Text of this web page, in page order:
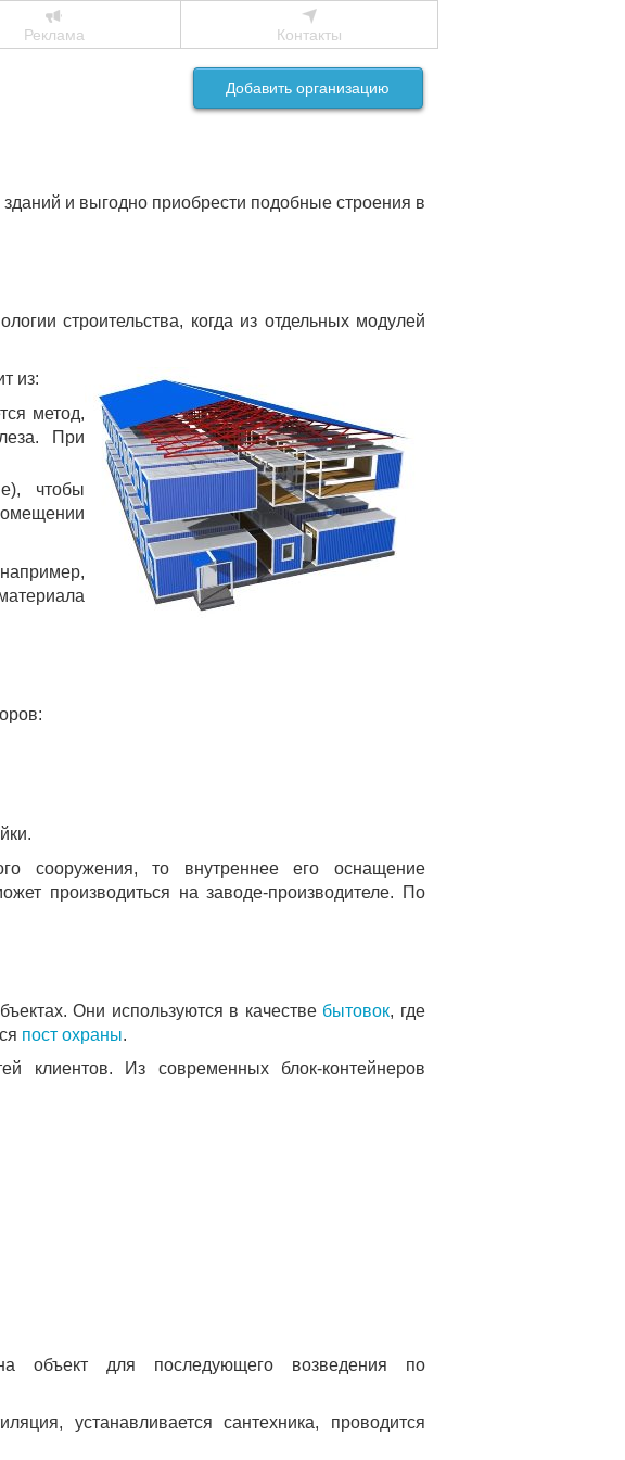
Реклама Контакты
Добавить организацию
и выгодно приобрести подобные строения в
строительства, когда из отдельных модулей
из:
метод,
При
чтобы
сооружения, то внутреннее его оснащение
производиться на заводе-производителе. По
Они используются в качестве бытовок, где
пост охраны.
клиентов. Из современных блок-контейнеров
на объект для последующего возведения по
устанавливается сантехника, проводится